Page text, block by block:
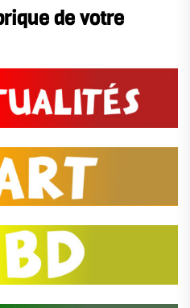
de votre